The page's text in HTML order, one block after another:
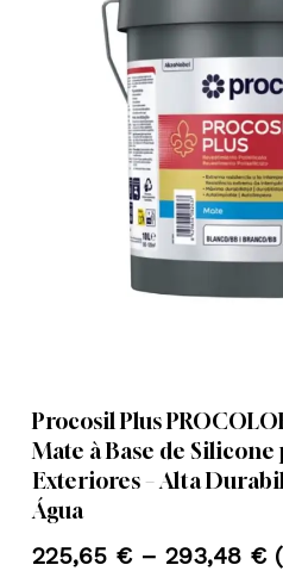
Procosil Plus
Mate à Base de Silicone
Exteriores – Alta
Água
225,65 € – 293,48 €
Nome*
site neste
próxima vez